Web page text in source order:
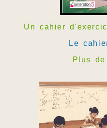
Un cahier
Le
Plus